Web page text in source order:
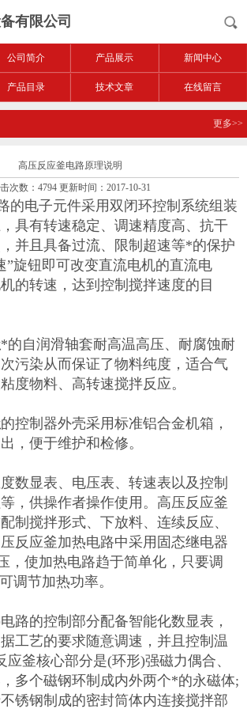
有限公司
公司简介 产品展示 新闻中心
产品目录 技术文章 在线留言
更多>>
高压反应釜电路原理说明
次数：4794 更新时间：2017-10-31
的电子元件采用双闭环控制系统组装
具有转速稳定、调速精度高、抗干
并且具备过流、限制超速等*的保护
”旋钮即可改变直流电机的直流电
的转速，达到控制搅拌速度的目
*的自润滑轴套耐高温高压、耐腐蚀耐
污染从而保证了物料纯度，适合气
度物料、高转速搅拌反应。
的控制器外壳采用标准铝合金机箱，
，便于维护和检修。
显表、电压表、转速表以及控制
，供操作者操作使用。高压反应釜
制搅拌形式、下放料、连续反应、
反应釜加热电路中采用固态继电器
，使加热电路趋于简单化，只要调
调节加热功率。
的控制部分配备智能化数显表，
工艺的要求随意调速，并且控制温
应釜核心部分是(环形)强磁力偶合、
多个磁钢环制成内外两个*的永磁体;
锈钢制成的密封筒体内连接搅拌部